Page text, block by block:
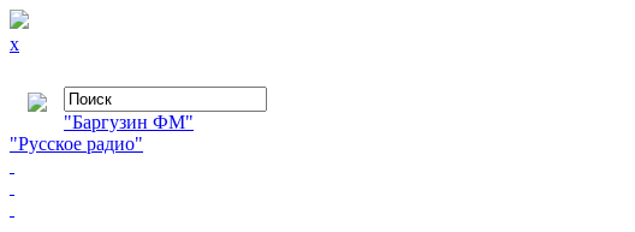
x
"Баргузин ФМ"
"Русское радио"